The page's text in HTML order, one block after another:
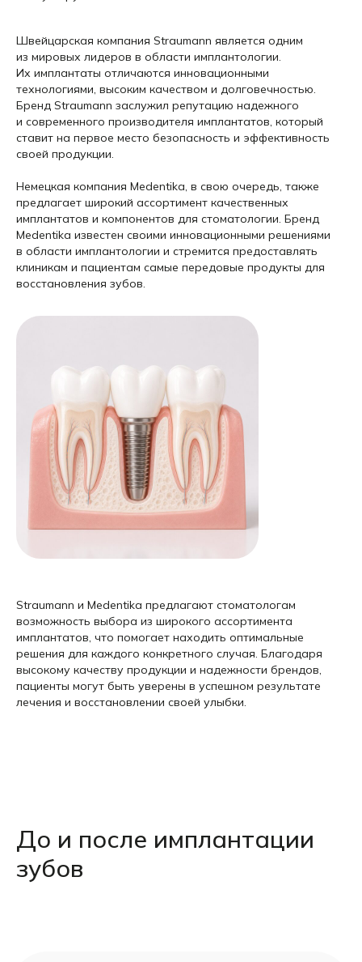
Швейцарская компания Straumann является одним
из мировых лидеров в области имплантологии.
Их имплантаты отличаются инновационными
технологиями, высоким качеством и долговечностью.
Бренд Straumann заслужил репутацию надежного
и современного производителя имплантатов, который
ставит на первое место безопасность и эффективность
своей продукции.
Немецкая компания Medentika, в свою очередь, также
предлагает широкий ассортимент качественных
имплантатов и компонентов для стоматологии. Бренд
Medentika известен своими инновационными решениями
в области имплантологии и стремится предоставлять
клиникам и пациентам самые передовые продукты для
восстановления зубов.
Straumann и Medentika предлагают стоматологам
возможность выбора из широкого ассортимента
имплантатов, что помогает находить оптимальные
решения для каждого конкретного случая. Благодаря
высокому качеству продукции и надежности брендов,
пациенты могут быть уверены в успешном результате
лечения и восстановлении своей улыбки.
До и после имплантации
зубов